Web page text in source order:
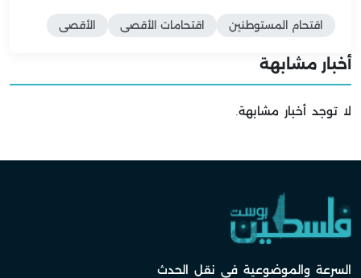
اقتحام المستوطنين اقتحامات الأقصى الأقصى
أخبار مشابهة
لا توجد أخبار مشابهة.
السرعة والموضوعية في نقل الحدث